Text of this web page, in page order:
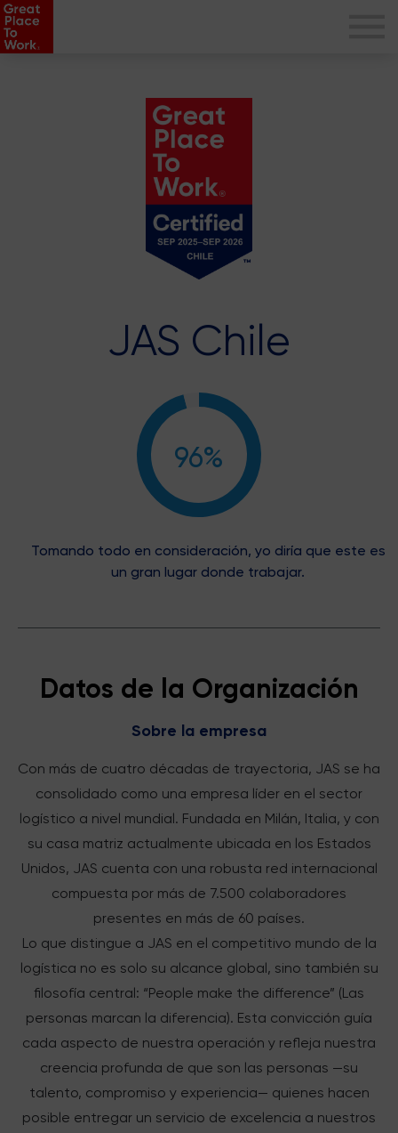
JAS Chile
96%
Tomando todo en consideración, yo diría que este es
un gran lugar donde trabajar.
Datos de la Organización
Sobre la empresa
Con más de cuatro décadas de trayectoria, JAS se ha
consolidado como una empresa líder en el sector
logístico a nivel mundial. Fundada en Milán, Italia, y con
su casa matriz actualmente ubicada en los Estados
Unidos, JAS cuenta con una robusta red internacional
compuesta por más de 7.500 colaboradores
presentes en más de 60 países.
Lo que distingue a JAS en el competitivo mundo de la
logística no es solo su alcance global, sino también su
filosofía central: “People make the difference” (Las
personas marcan la diferencia). Esta convicción guía
cada aspecto de nuestra operación y refleja nuestra
creencia profunda de que son las personas —su
talento, compromiso y experiencia— quienes hacen
posible entregar un servicio de excelencia a nuestros